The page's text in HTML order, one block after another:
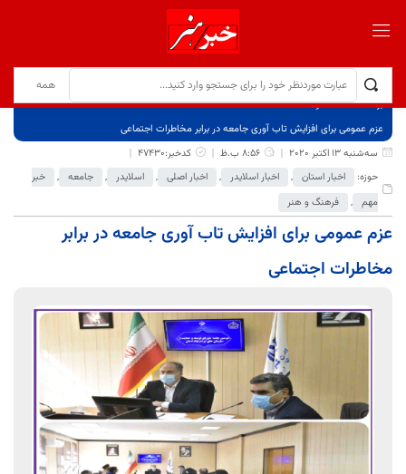
برگ نخست
نوشته‌ها
عزم عمومی برای افزایش تاب آوری جامعه در برابر مخاطرات اجتماعی
سه‌شنبه 13 اکتبر 2020
8:56 ب.ظ
کدخبر:47430
حوزه:
اخبار استان , اخبار اسلایدر , اخبار اصلی , اسلایدر , جامعه ,
خبر
مهم , فرهنگ و هنر
عزم عمومی برای افزایش تاب آوری جامعه در برابر
مخاطرات اجتماعی